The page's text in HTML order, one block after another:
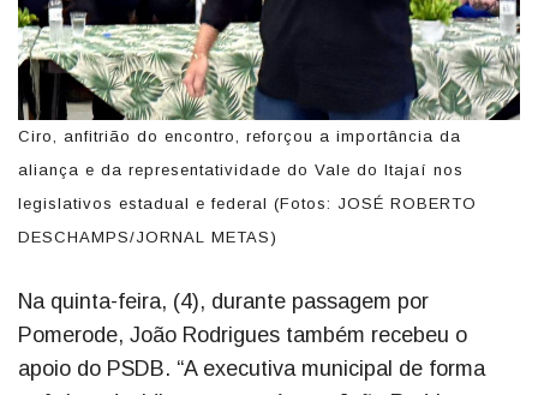
Ciro, anfitrião do encontro, reforçou a importância da
aliança e da representatividade do Vale do Itajaí nos
legislativos estadual e federal (Fotos: JOSÉ ROBERTO
DESCHAMPS/JORNAL METAS)
Na quinta-feira, (4), durante passagem por
Pomerode, João Rodrigues também recebeu o
apoio do PSDB. “A executiva municipal de forma